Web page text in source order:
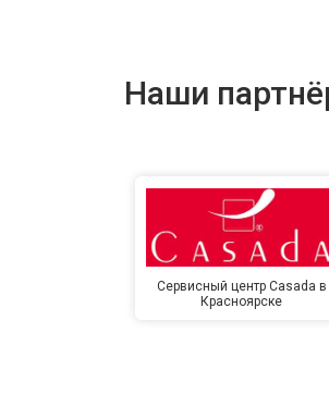
Ремонт микро-
Наши
Сервисный центр Casada в
Красноярске